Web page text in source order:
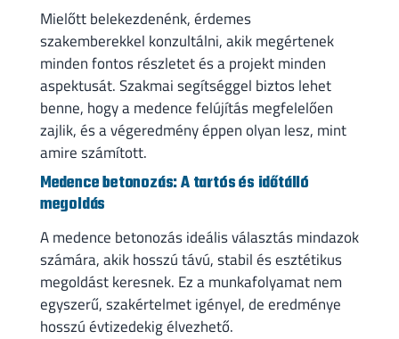
Mielőtt belekezdenénk, érdemes
szakemberekkel konzultálni, akik megértenek
minden fontos részletet és a projekt minden
aspektusát. Szakmai segítséggel biztos lehet
benne, hogy a medence felújítás megfelelően
zajlik, és a végeredmény éppen olyan lesz, mint
amire számított.
Medence betonozás: A tartós és időtálló
megoldás
A medence betonozás ideális választás mindazok
számára, akik hosszú távú, stabil és esztétikus
megoldást keresnek. Ez a munkafolyamat nem
egyszerű, szakértelmet igényel, de eredménye
hosszú évtizedekig élvezhető.